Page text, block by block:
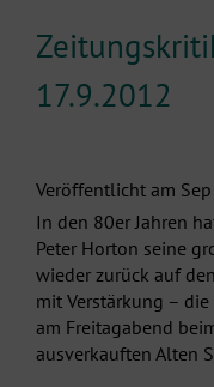
17.9.2012
Veröffentlicht am
In den 80er Jahren
Peter Horton seine
wieder zurück auf
mit Verstärkung – die
am Freitagabend
ausverkauften Alten